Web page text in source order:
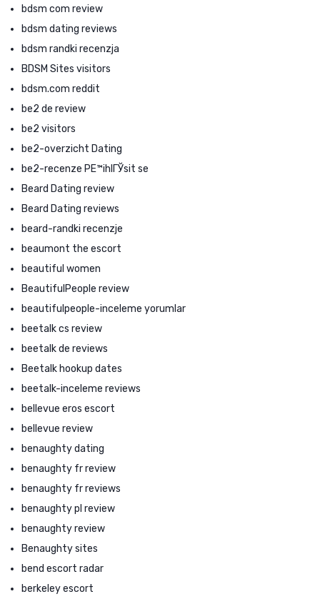
bdsm com review
bdsm dating reviews
bdsm randki recenzja
BDSM Sites visitors
bdsm.com reddit
be2 de review
be2 visitors
be2-overzicht Dating
be2-recenze PЕ™ihlГЎsit se
Beard Dating review
Beard Dating reviews
beard-randki recenzje
beaumont the escort
beautiful women
BeautifulPeople review
beautifulpeople-inceleme yorumlar
beetalk cs review
beetalk de reviews
Beetalk hookup dates
beetalk-inceleme reviews
bellevue eros escort
bellevue review
benaughty dating
benaughty fr review
benaughty fr reviews
benaughty pl review
benaughty review
Benaughty sites
bend escort radar
berkeley escort